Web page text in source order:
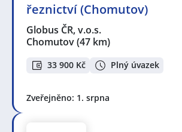
řeznictví (Chomutov)
Globus ČR, v.o.s.
Chomutov(47 km)
33 900 Kč Plný úvazek
Zveřejněno: 1. srpna